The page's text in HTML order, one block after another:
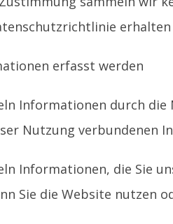
erhalten
erfasst werden
Informationen durch die
Nutzung verbundenen
Informationen, die Sie
Sie die Website nutzen